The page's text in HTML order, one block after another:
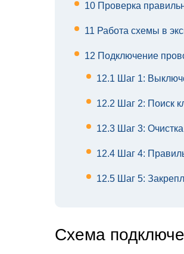
10 Проверка
11 Работа схемы в
12 Подключение
12.1 Шаг 1:
12.2 Шаг 2: Поиск
12.3 Шаг 3:
12.4 Шаг 4:
12.5 Шаг 5:
Схема